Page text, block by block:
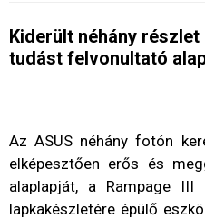
Kiderült néhány
tudást felvonultató
Az ASUS néhány fotón
elképesztően erős és
alaplapját, a Rampage
lapkakészletére épülő